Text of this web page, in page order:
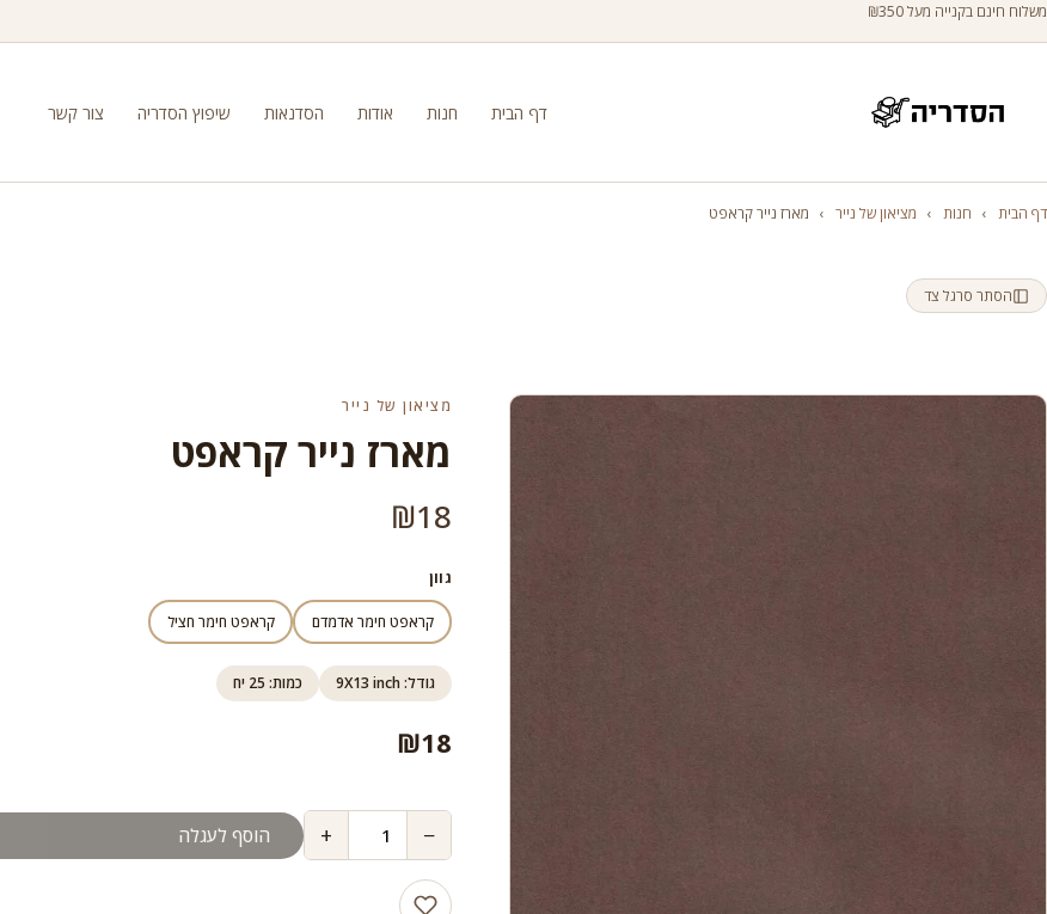
משלוח חינם בקנייה מעל ₪350
דף הבית חנות אודות הסדנאות שיפוץ הסדריה צור קשר
דף הבית › חנות › מציאון של נייר › מארז נייר קראפט
הסתר סרגל צד
מציאון של נייר
מארז נייר קראפט
₪18
גוון
קראפט חימר אדמדם קראפט חימר חציל
גודל: 9X13 inch כמות: 25 יח
₪18
−
+ הוסף לעגלה